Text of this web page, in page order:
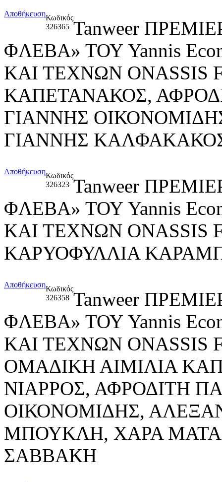
ΑποθήκευσηΚωδικός
326365 Tanweer
ΦΛΕΒΑ» ΤΟΥ Yannis
ΚΑΙ ΤΕΧΝΩΝ ONASSIS
ΚΑΠΕΤΑΝΑΚΟΣ,
ΓΙΑΝΝΗΣ
ΓΙΑΝΝΗΣ
ΑποθήκευσηΚωδικός
326323 Tanweer
ΦΛΕΒΑ» ΤΟΥ Yannis
ΚΑΙ ΤΕΧΝΩΝ ONASSIS
ΚΑΡΥΟΦΥΛΛΙΑ
ΑποθήκευσηΚωδικός
326358 Tanweer
ΦΛΕΒΑ» ΤΟΥ Yannis
ΚΑΙ ΤΕΧΝΩΝ ONASSIS
ΟΜΑΔΙΚΗ ΑΙΜΙΛΙΑ
ΝΙΑΡΡΟΣ, ΑΦΡΟΔΙΤΗ
ΟΙΚΟΝΟΜΙΔΗΣ,
ΜΠΟΥΚΛΗ, ΧΑΡΑ ΜΑΤΑ
ΣΑΒΒΑΚΗ